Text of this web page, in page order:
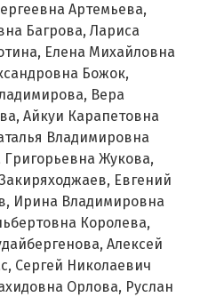
Артемьева,
Багрова, Лариса
Елена Михайловна
Божок,
Вера
Айкуи Карапетовна
Владимировна
Жукова,
Евгений
Ирина Владимировна
Королева,
Алексей
Сергей Николаевич
Орлова, Руслан